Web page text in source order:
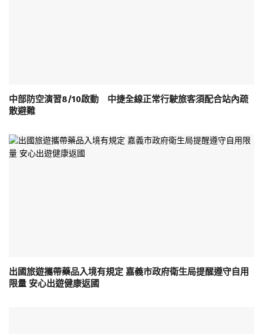
中部防空演習8/10啟動 中捷全線正常行駛旅客須配合站內疏
散避難
出國旅遊攜帶藥品入境有規定 嘉義市政府衛生局提醒遵守自用
限量 安心出遊健康返國